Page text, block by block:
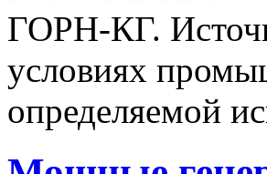
ГОРН-КГ.
условиях
определяемой